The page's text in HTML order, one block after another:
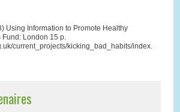
Using Information to Promote Healthy
Fund: London 15 p.
current_projects/kicking_bad_habits/index.html